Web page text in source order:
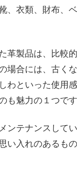
、衣類、財布、
革製品は、比較
場合には、古く
わといった使用
も魅力の１つです
ンテナンスして
い入れのあるも